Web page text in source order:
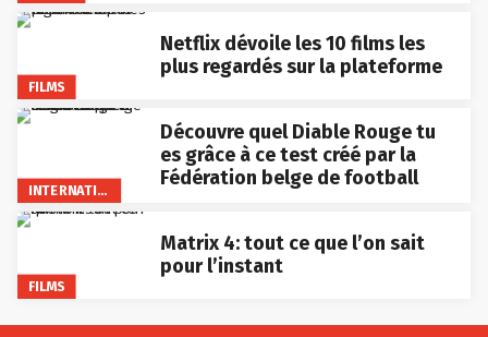
FILMS
Netflix dévoile les 10 films les
plus regardés sur la plateforme
INTERNATIONAL
Découvre quel Diable Rouge tu
es grâce à ce test créé par la
Fédération belge de football
FILMS
Matrix 4: tout ce que l’on sait
pour l’instant